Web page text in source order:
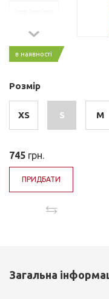
в наявності
Розмір
XS S M
745 грн.
ПРИДБАТИ
Загальна